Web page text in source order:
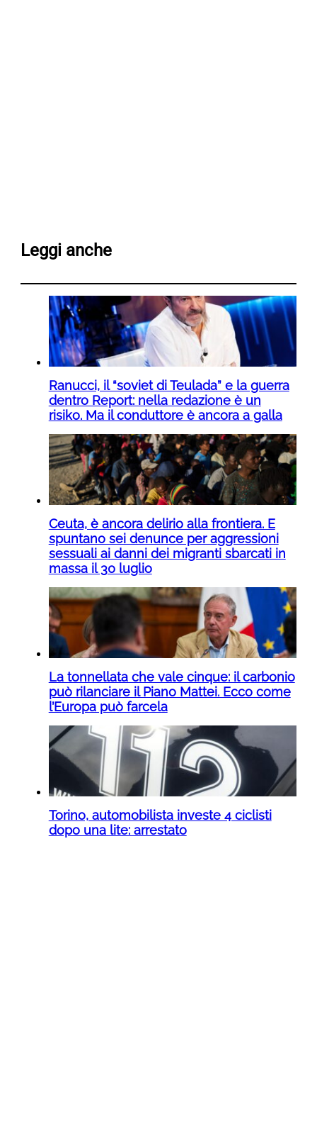
Leggi anche
Ranucci, il “soviet di Teulada” e la guerra
dentro Report: nella redazione è un
risiko. Ma il conduttore è ancora a galla
Ceuta, è ancora delirio alla frontiera. E
spuntano sei denunce per aggressioni
sessuali ai danni dei migranti sbarcati in
massa il 30 luglio
La tonnellata che vale cinque: il carbonio
può rilanciare il Piano Mattei. Ecco come
l’Europa può farcela
Torino, automobilista investe 4 ciclisti
dopo una lite: arrestato